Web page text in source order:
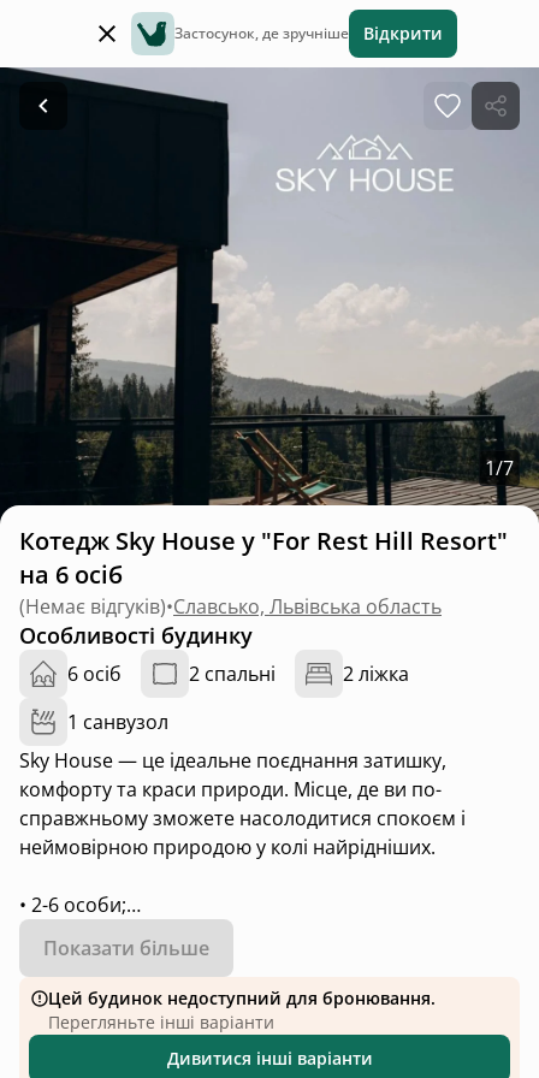
Застосунок, де зручніше Відкрити
1/7
Котедж Sky House у "For Rest Hill Resort"
на 6 осіб
(Немає відгуків)•Славсько, Львівська область
Особливості будинку
6 осіб 2 спальні
2 ліжка
1 санвузол
Sky House — це ідеальне поєднання затишку,
комфорту та краси природи. Місце, де ви по-
справжньому зможете насолодитися спокоєм і
неймовірною природою у колі найрідніших.
• 2-6 особи;
• дві окремі спальні та кухня-студія з розкладним
диваном;
• власна тераса з видом на гори.
Оснащений всім необхідним:
Показати більше
Цей будинок недоступний для бронювання.
Перегляньте інші варіанти
Дивитися інші варіанти